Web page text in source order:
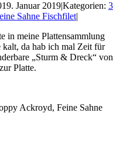
19. Januar 2019Kategorien: 3
Sahne Fischfilet|
in meine Plattensammlung
kalt, da hab ich mal Zeit für
„Sturm & Dreck“ von
Platte.